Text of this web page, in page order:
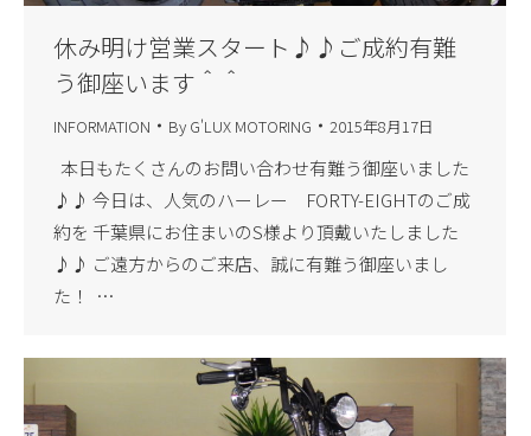
休み明け営業スタート♪♪ご成約有難
う御座います＾＾
INFORMATION By G'LUX MOTORING 2015年8月17日
本日もたくさんのお問い合わせ有難う御座いました
♪♪ 今日は、人気のハーレー FORTY-EIGHTのご成
約を 千葉県にお住まいのS様より頂戴いたしました
♪♪ ご遠方からのご来店、誠に有難う御座いまし
た！ …